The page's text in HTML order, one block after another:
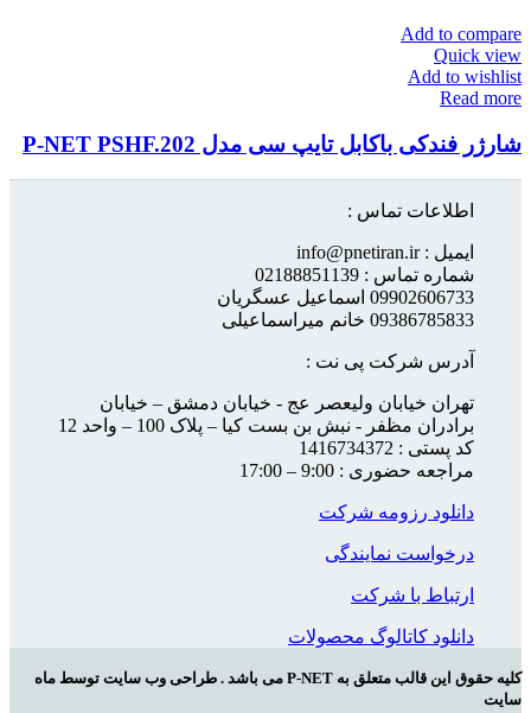
Add to compare
Quick view
Add to wishlist
Read more
شارژر فندکی باکابل تایپ سی مدل P-NET PSHF.202
اطلاعات تماس :
ایمیل : info@pnetiran.ir
شماره تماس : 02188851139
09902606733 اسماعیل عسگریان
09386785833 خانم میراسماعیلی
آدرس شرکت پی نت :
تهران خیابان ولیعصر عج - خیابان دمشق – خیابان
برادران مظفر - نبش بن بست کیا – پلاک 100 – واحد 12
کد پستی : 1416734372
مراجعه حضوری : 9:00 – 17:00
دانلود رزومه شرکت
درخواست نمایندگی
ارتباط با شرکت
دانلود کاتالوگ محصولات
کلیه حقوق این قالب متعلق به P-NET می باشد . طراحی وب سایت توسط ماه
سایت